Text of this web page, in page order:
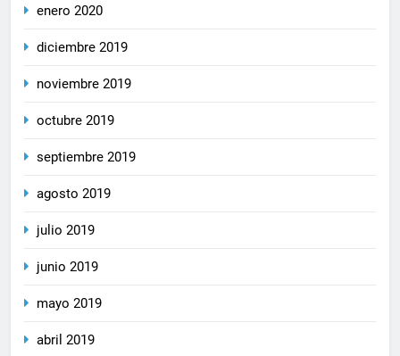
enero 2020
diciembre 2019
noviembre 2019
octubre 2019
septiembre 2019
agosto 2019
julio 2019
junio 2019
mayo 2019
abril 2019